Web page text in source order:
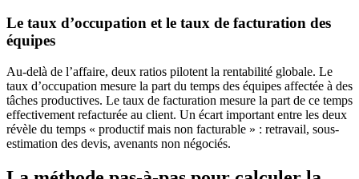
Le taux d’occupation et le taux de facturation des
équipes
Au-delà de l’affaire, deux ratios pilotent la rentabilité globale. Le
taux d’occupation mesure la part du temps des équipes affectée à des
tâches productives. Le taux de facturation mesure la part de ce temps
effectivement refacturée au client. Un écart important entre les deux
révèle du temps « productif mais non facturable » : retravail, sous-
estimation des devis, avenants non négociés.